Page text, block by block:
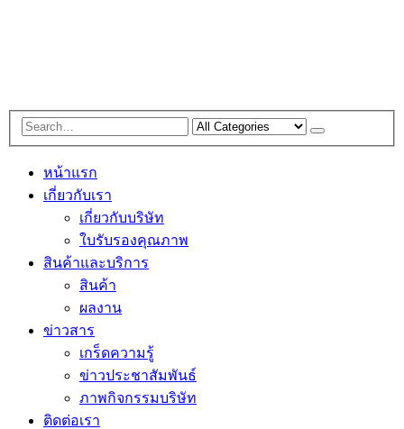
หน้าแรก
เกี่ยวกับเรา
เกี่ยวกับบริษัท
ใบรับรองคุณภาพ
สินค้าและบริการ
สินค้า
ผลงาน
ข่าวสาร
เกร็ดความรู้
ข่าวประชาสัมพันธ์
ภาพกิจกรรมบริษัท
ติดต่อเรา